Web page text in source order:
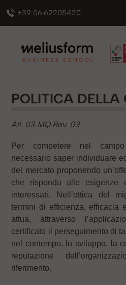
+39 06.62205420
POLITICA DELLA
All. 03 MQ Rev. 03
Per competere nel
necessario saper individuare
del mercato proponendo
che risponda alle
interessati. Nell’ottica del
termini di efficienza, efficacia
attua, attraverso
certificato il perseguimento di
nel contempo, lo sviluppo, la
reputazione
riferimento.